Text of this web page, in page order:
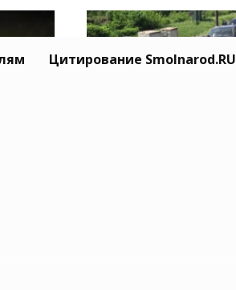
Цитирование Smolnarod.RU